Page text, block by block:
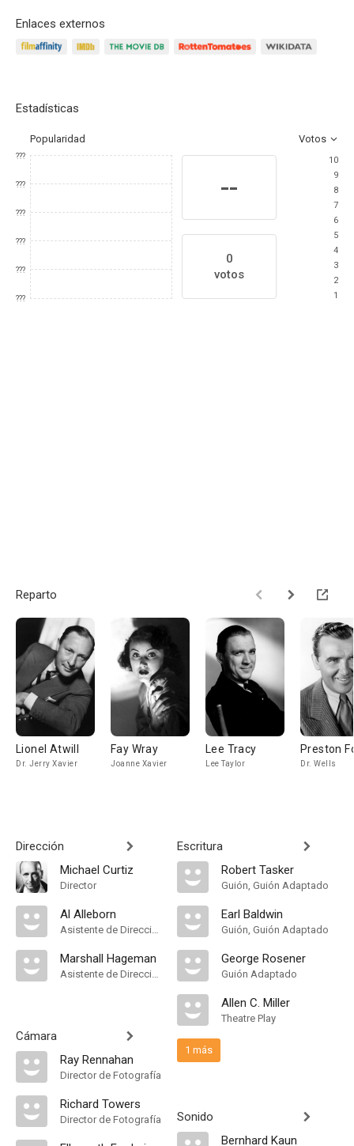
Enlaces externos
Estadísticas
Popularidad Votos
???
???
???
???
???
???
--
0
votos
10
9
8
7
6
5
4
3
2
1
Reparto
Lionel Atwill
Dr. Jerry Xavier
Fay Wray
Joanne Xavier
Lee Tracy
Lee Taylor
Preston
Dr. Wells
Dirección
Michael Curtiz
Director
Al Alleborn
Asistente de Dirección
Marshall Hageman
Asistente de Dirección
Cámara
Ray Rennahan
Director de Fotografía
Richard Towers
Director de Fotografía
Escritura
Robert Tasker
Guión, Guión Adaptado
Earl Baldwin
Guión, Guión Adaptado
George Rosener
Guión Adaptado
Allen C. Miller
Theatre Play
1 más
Sonido
Bernhard Kaun